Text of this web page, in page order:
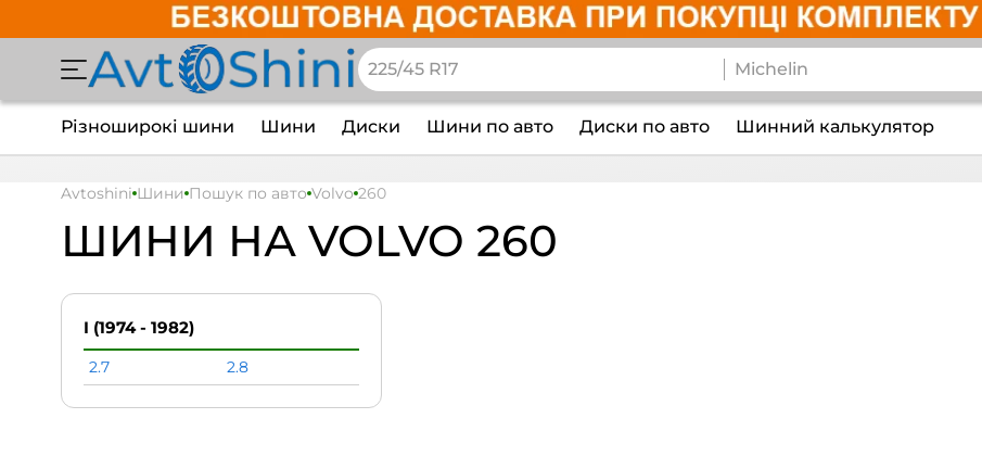
Різноширокі шини Шини Диски Шини по авто Диски по авто Шинний калькулятор
Avtoshini Шини Пошук по авто Volvo 260
ШИНИ НА VOLVO 260
I (1974 - 1982)
2.7 2.8